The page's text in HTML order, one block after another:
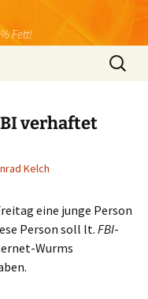
Fett!
Suchen
nach:
verhaftet
Kelch
eine junge Person
Person soll lt. FBI-
Wurms